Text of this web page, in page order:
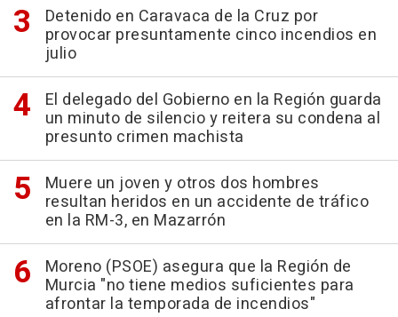
Detenido en Caravaca de la Cruz por
provocar presuntamente cinco incendios en
julio
El delegado del Gobierno en la Región guarda
un minuto de silencio y reitera su condena al
presunto crimen machista
Muere un joven y otros dos hombres
resultan heridos en un accidente de tráfico
en la RM-3, en Mazarrón
Moreno (PSOE) asegura que la Región de
Murcia "no tiene medios suficientes para
afrontar la temporada de incendios"